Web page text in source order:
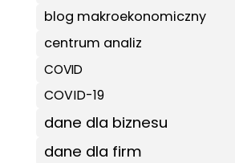
blog makroekonomiczny
centrum analiz
COVID
COVID-19
dane dla biznesu
dane dla firm